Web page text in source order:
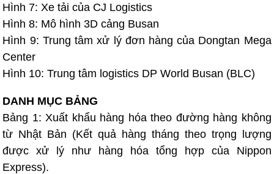
Hình 7: Xe tải của CJ Logistics
Hình 8: Mô hình 3D cảng Busan
Hình 9: Trung tâm xử lý đơn hàng của Dongtan Mega
Center
Hình 10: Trung tâm logistics DP World Busan (BLC)
DANH MỤC BẢNG
Bảng 1: Xuất khẩu hàng hóa theo đường hàng không
từ Nhật Bản (Kết quả hàng tháng theo trọng lượng
được xử lý như hàng hóa tổng hợp của Nippon
Express).